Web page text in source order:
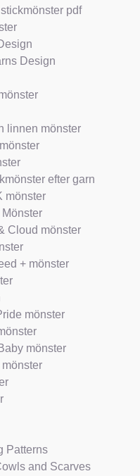
pdf
Design
linnen mönster
efter garn
mönster
Mönster
Cloud mönster
+ mönster
mönster
mönster
Patterns
and Scarves